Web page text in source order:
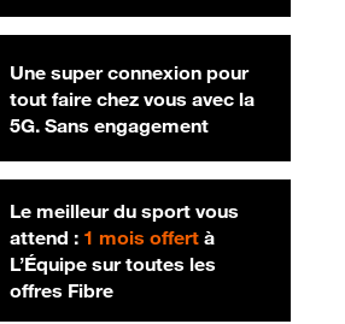
Une super connexion pour
tout faire chez vous avec la
5G. Sans engagement
Le meilleur du sport vous
attend : 1 mois offertà
L’Équipe sur toutes les
offres Fibre